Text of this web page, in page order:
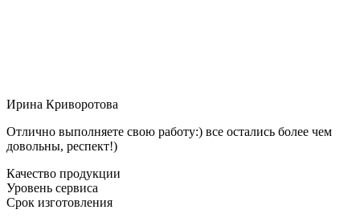
Ирина Криворотова
Отлично выполняете свою работу:) все остались более чем
довольны, респект!)
Качество продукции
Уровень сервиса
Срок изготовления